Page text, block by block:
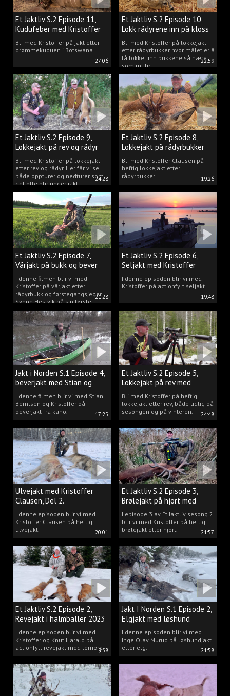
27:06
Et Jaktliv S.2 Episode 11,
Kudufeber med Kristoffer
Clausen
Bli med Kristoffer på jakt etter
drømmekuduen i Botswana.
22:59
Et Jaktliv S.2 Episode 10
Lokk rådyrene inn på kloss
hold.
Bli med Kristoffer på lokkejakt
etter rådyrbukker hvor målet er å
få lokket inn bukkene så nære
som mulig.
24:28
Et Jaktliv S.2 Episode 9,
Lokkejakt på rev og rådyr
med Kristoffer Clausen
Bli med Kristoffer på lokkejakt
etter rev og rådyr. Her får vi se
både oppturer og nedturer som
det ofte blir under jakt.
19:26
Et Jaktliv S.2 Episode 8,
Lokkejakt på rådyrbukker
2023 nr. 1
Bli med Kristoffer Clausen på
heftig lokkejakt etter
rådyrbukker.
21:28
Et Jaktliv S.2 Episode 7,
Vårjakt på bukk og bever
I denne filmen blir vi med
Kristoffer på vårjakt etter
rådyrbukk og førstegangsjeger
Synne Hestvik på sin første
beverjakt.
19:48
Et Jaktliv S.2 Episode 6,
Seljakt med Kristoffer
Clausen
I denne episoden blir vi med
Kristoffer på actionfylt seljakt.
17:25
Jakt i Norden S.1 Episode 4,
beverjakt med Stian og
Kristoffer
I denne filmen blir vi med Stian
Berntsen og Kristoffer på
beverjakt fra kano.
24:48
Et Jaktliv S.2 Episode 5,
Lokkejakt på rev med
Kristoffer Clausen
Bli med Kristoffer på heftig
lokkejakt etter rev, både tidlig på
sesongen og på vinteren.
20:01
Ulvejakt med Kristoffer
Clausen, Del 2.
I denne episoden blir vi med
Kristoffer Clausen på heftig
ulvejakt.
21:57
Et Jaktliv S.2 Episode 3,
Brølejakt på hjort med
Kristoffer Clausen
I episode 3 av Et Jaktliv sesong 2
blir vi med Kristoffer på heftig
brølejakt etter hjort.
19:58
Et Jaktliv S.2 Episode 2,
Revejakt i halmballer 2023
I denne episoden blir vi med
Kristoffer og Knut Harald på
actionfylt revejakt med terriere.
21:58
Jakt I Norden S.1 Episode 2,
Elgjakt med løshund
I denne episoden blir vi med
Inge Olav Murud på løshundjakt
etter elg.